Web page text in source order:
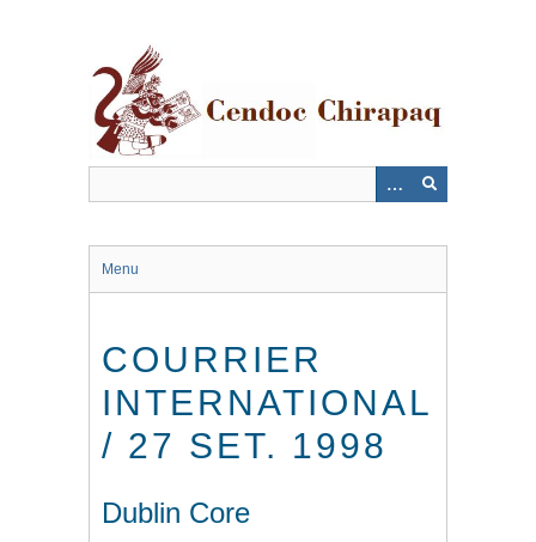
Menu
COURRIER
INTERNATIONAL
/ 27 SET. 1998
Dublin Core